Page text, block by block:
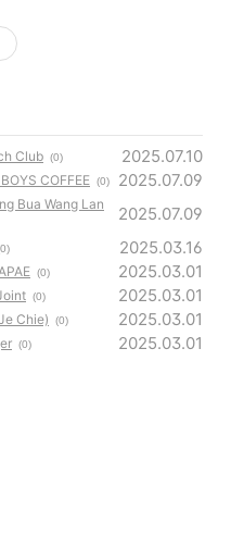
Club (0) 2025.07.10
COFFEE (0) 2025.07.09
Bua Wang Lan
2025.07.09
2025.03.16
(0) 2025.03.01
(0) 2025.03.01
Chie) (0) 2025.03.01
(0) 2025.03.01